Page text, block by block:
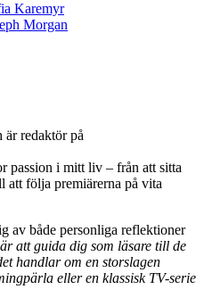
Karemyr
Morgan
är redaktör på
passion i mitt liv – från att sitta
att följa premiärerna på vita
av både personliga reflektioner
att guida dig som läsare till de
handlar om en storslagen
eller en klassisk TV-serie